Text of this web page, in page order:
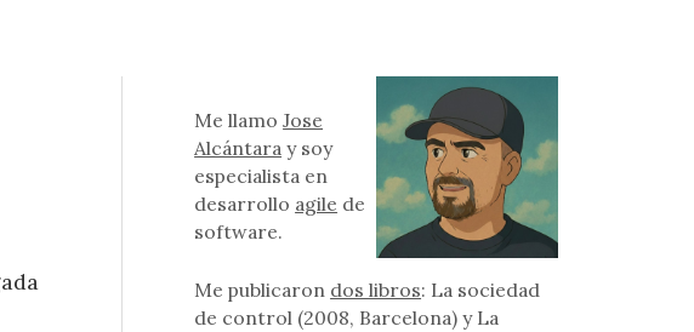
Me llamoJose
Alcántara y soy
especialista en
desarrollo agile de
software.
Me publicaron dos libros: La sociedad
de control (2008, Barcelona) y La